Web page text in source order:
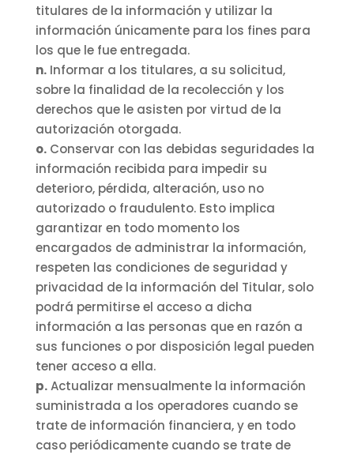
titulares de la información y utilizar la
información únicamente para los fines para
los que le fue entregada.
n.Informar a los titulares, a su solicitud,
sobre la finalidad de la recolección y los
derechos que le asisten por virtud de la
autorización otorgada.
o.Conservar con las debidas seguridades la
información recibida para impedir su
deterioro, pérdida, alteración, uso no
autorizado o fraudulento. Esto implica
garantizar en todo momento los
encargados de administrar la información,
respeten las condiciones de seguridad y
privacidad de la información del Titular, solo
podrá permitirse el acceso a dicha
información a las personas que en razón a
sus funciones o por disposición legal pueden
tener acceso a ella.
p.Actualizar mensualmente la información
suministrada a los operadores cuando se
trate de información financiera, y en todo
caso periódicamente cuando se trate de